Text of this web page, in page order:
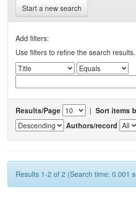
Start a new search
Add filters:
Use filters to refine the search results.
Results/Page | Sort items
Authors/record
Results 1-2 of 2 (Search time: 0.001